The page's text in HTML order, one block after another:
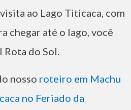
ao Lago Titicaca, com
chegar até o lago, você
do Sol.
nosso roteiro em Machu
no Feriado da